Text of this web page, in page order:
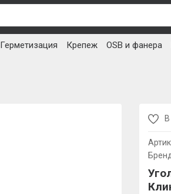
Герметизация Крепеж OSB и фанера